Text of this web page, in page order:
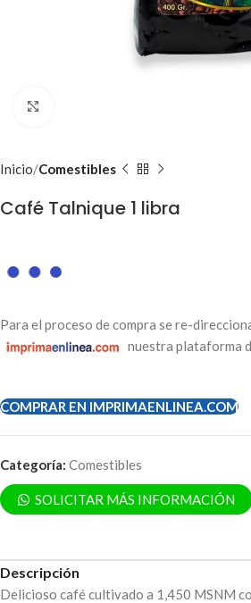
Inicio Comestibles
Café Talnique 1 libra
Para el proceso de compra se re-
nuestra plataforma
COMPRAR EN IMPRIMAENLINEA.COM
Categoría: Comestibles
SOLICITAR MÁS INFORMACIÓN
Descripción
Delicioso café cultivado a 1,450 MSNM